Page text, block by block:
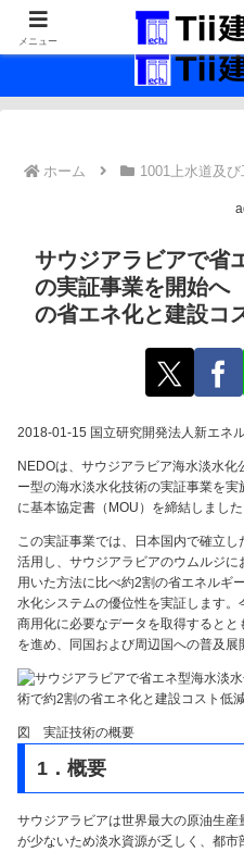
最新の建設技術
ホーム 1001上水道及
サウジアラビアで省
の実証事業を開始
の省エネ化と建設コ
2018-01-15 国立研究開発法人新エネ
NEDOは、サウジアラビア海水淡水
ー型の海水淡水化技術の実証事業を
に基本協定書（MOU）を締結しました
この実証事業では、日本国内で確立
活用し、サウジアラビアのウムルジ
用いた方法に比べ約2割の省エネルギ
水化システムの優位性を実証します。
商用化に必要なデータを取得すると
を進め、同国および周辺国への普及展
図 実証技術の概要
1．概要
サウジアラビアは世界最大の原油生
が少ないため淡水資源が乏しく、都
メニュー